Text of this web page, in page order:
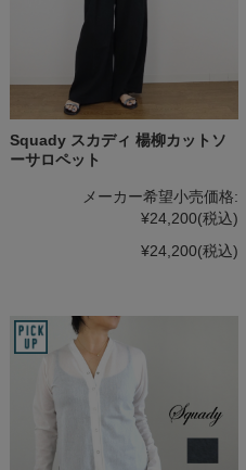
Squady スカディ 楊柳カットソ
ーサロペット
メーカー希望小売価格:
¥24,200(税込)
¥24,200(税込)